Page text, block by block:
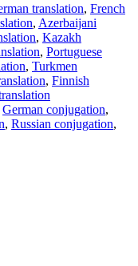
translation, French
, Azerbaijani
, Kazakh
, Portuguese
, Turkmen
, Finnish
German conjugation,
, Russian conjugation,